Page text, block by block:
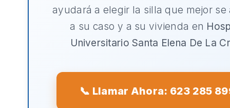
ayudará a elegir la silla que mejor se
a su caso y a su vivienda en
Universitario Santa Elena De La
📞 Llamar Ahora: 623 285